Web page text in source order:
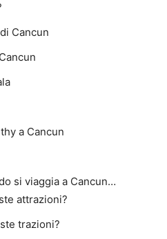
Cancun
a Cancun
si viaggia a Cancun…
attrazioni?
trazioni?